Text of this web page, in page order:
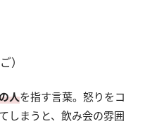
）
人を指す言葉。怒りをコ
しまうと、飲み会の雰囲